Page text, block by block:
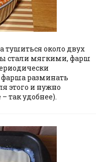
тушиться около двух
стали мягкими, фарш
разминать
этого и нужно
так удобнее).